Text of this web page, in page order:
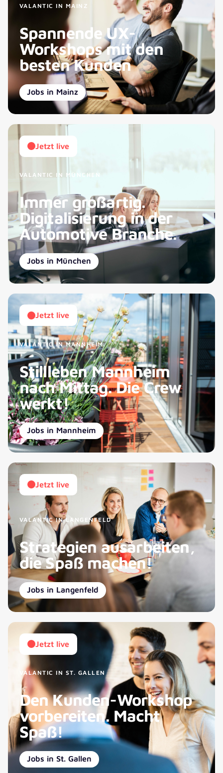
VALANTIC IN MAINZ
Spannende UX-
Workshops mit den
besten Kunden
Jobs in Mainz
Jetzt live
VALANTIC IN MÜNCHEN
Immer großartig.
Digitalisierung in der
Automotive Branche.
Jobs in München
Jetzt live
VALANTIC IN MANNHEIM
Stillleben Mannheim
nach Mittag. Die Crew
werkt!
Jobs in Mannheim
Jetzt live
VALANTIC IN LANGENFELD
Strategien ausarbeiten,
die Spaß machen!
Jobs in Langenfeld
Jetzt live
VALANTIC IN ST. GALLEN
Den Kunden-Workshop
vorbereiten. Macht
Spaß!
Jobs in St. Gallen